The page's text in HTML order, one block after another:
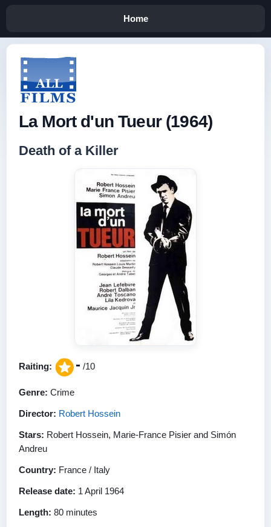
Home
La Mort d'un Tueur (1964)
Death of a Killer
Raiting: - /10
Genre: Crime
Director: Robert Hossein
Stars: Robert Hossein, Marie-France Pisier and Simón
Andreu
Country: France / Italy
Release date: 1 April 1964
Length: 80 minutes